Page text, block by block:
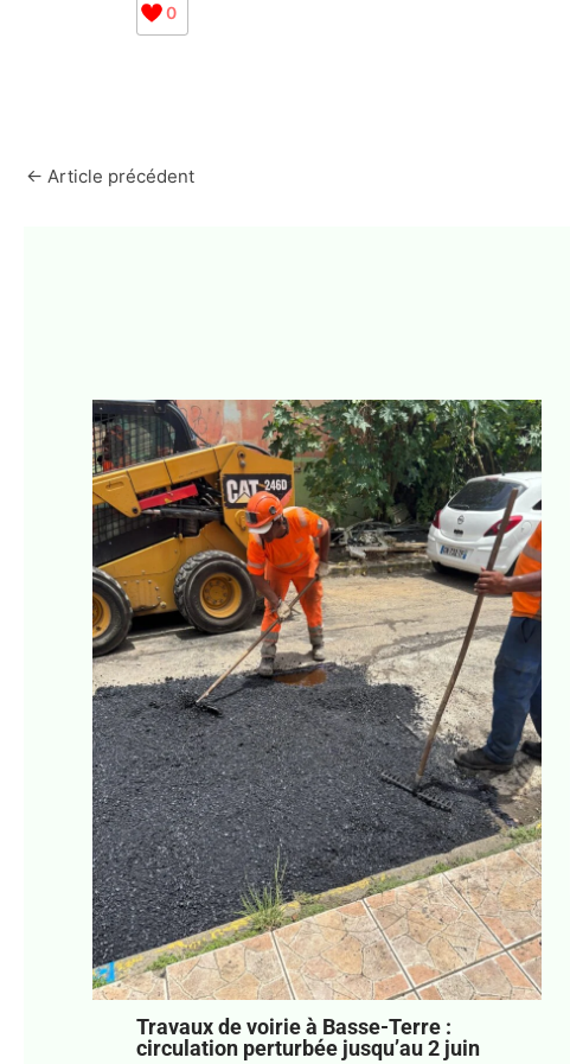
0
← Article précédent
Travaux de voirie à Basse-Terre :
circulation perturbée jusqu’au 2 juin